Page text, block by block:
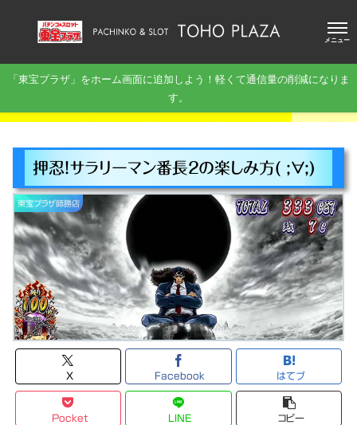
メニュー
「東宝プラザ」をホーム画面に追加しよう！軽くて通信量の削減になりま
す。
押忍！サラリーマン番長２の楽しみ方( ;∀;)
東宝プラザ師勝店
X Facebook はてブ
Pocket LINE コピー